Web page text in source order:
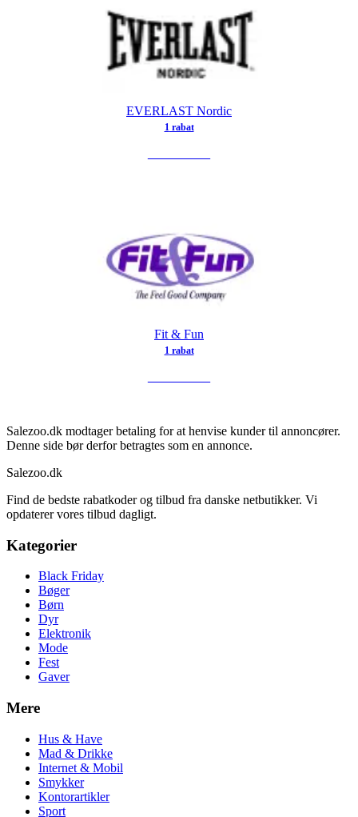
EVERLAST Nordic
1rabat
Fit & Fun
1rabat
Salezoo.dk modtager betaling for at henvise kunder til annoncører.
Denne side bør derfor betragtes som en annonce.
Salezoo.dk
Find de bedste rabatkoder og tilbud fra danske netbutikker. Vi
opdaterer vores tilbud dagligt.
Kategorier
Black Friday
Bøger
Børn
Dyr
Elektronik
Mode
Fest
Gaver
Mere
Hus & Have
Mad & Drikke
Internet & Mobil
Smykker
Kontorartikler
Sport